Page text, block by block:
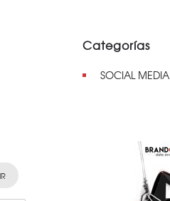
Categorías
SOCIAL MEDIA